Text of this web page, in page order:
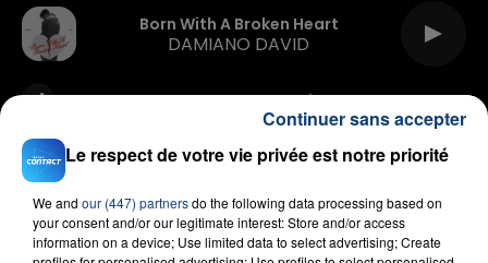
Born With A Broken Heart
DAMIANO DAVID
FIL D'ACTU
Le respect de votre vie privée est notre priorité
We and our (447) partnersdo the following data processing based on
your consent and/or our legitimate interest: Store and/or access
information on a device; Use limited data to select advertising; Create
Continuer sans accepter